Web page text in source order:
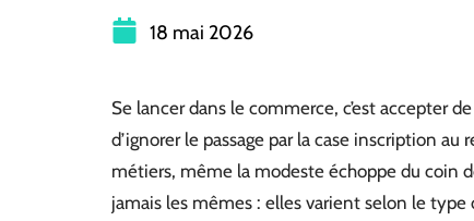
18 mai 2026
Se lancer dans le commerce, c’est accepter
d’ignorer le passage par la case inscription
métiers, même la modeste échoppe du coin
jamais les mêmes : elles varient selon le type